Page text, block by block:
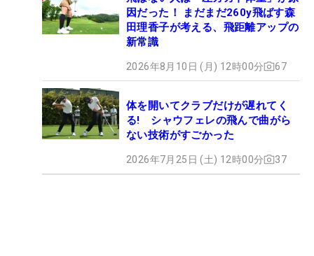
因だった！ まだまだ260y飛ばす森
田理香子が考える、飛距離アップの
新常識
2026年8月10日 (月) 12時00分 67
体を開いてクラブだけが遅れてく
る! シャウフェレの飛んで曲がら
ない技術がすごかった
2026年7月25日 (土) 12時00分 37